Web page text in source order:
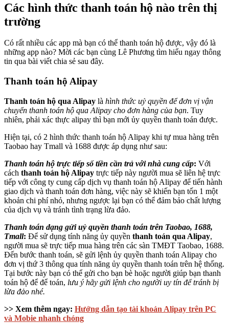
Các hình thức thanh toán hộ nào trên thị
trường
Có rất nhiều các app mà bạn có thể thanh toán hộ được, vậy đó là
những app nào? Mời các bạn cùng Lê Phương tìm hiểu ngay thông
tin qua bài viết chia sẻ sau đây.
Thanh toán hộ Alipay
Thanh toán hộ qua Alipay là hình thức uỷ quyền để đơn vị vận
chuyển thanh toán hộ qua Alipay cho đơn hàng của bạn. Tuy
nhiên, phải xác thực alipay thì bạn mới ủy quyền thanh toán được.
Hiện tại, có 2 hình thức thanh toán hộ Alipay khi tự mua hàng trên
Taobao hay Tmall và 1688 được áp dụng như sau:
Thanh toán hộ trực tiếp số tiền cần trả với nhà cung cấp: Với
cách thanh toán hộ Alipay trực tiếp này người mua sẽ liên hệ trực
tiếp với công ty cung cấp dịch vụ thanh toán hộ Alipay để tiến hành
giao dịch và thanh toán đơn hàng, việc này sẽ khiến bạn tốn 1 một
khoản chi phí nhỏ, nhưng ngược lại bạn có thể đảm bảo chất lượng
của dịch vụ và tránh tình trạng lừa đảo.
Thanh toán dạng gửi uỷ quyền thanh toán trên Taobao, 1688,
Tmall: Để sử dụng tính năng ủy quyền thanh toán qua Alipay,
người mua sẽ trực tiếp mua hàng trên các sàn TMĐT Taobao, 1688.
Đến bước thanh toán, sẽ gửi lệnh ủy quyền thanh toán Alipay cho
đơn vị thứ 3 thông qua tính năng ủy quyền thanh toán trên hệ thống.
Tại bước này bạn có thể gửi cho bạn bè hoặc người giúp bạn thanh
toán hộ để để toán, lưu ý hãy gửi lệnh cho người uy tín để tránh bị
lừa đảo nhé.
>> Xem thêm ngay: Hướng dẫn tạo tài khoản Alipay trên PC
và Mobie nhanh chóng